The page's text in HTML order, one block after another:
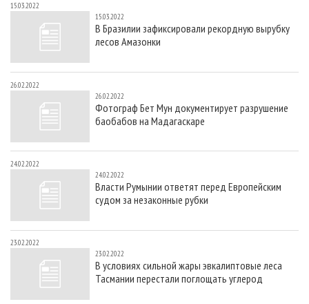
15.03.2022
15.03.2022
В Бразилии зафиксировали рекордную вырубку
лесов Амазонки
26.02.2022
26.02.2022
Фотограф Бет Мун документирует разрушение
баобабов на Мадагаскаре
24.02.2022
24.02.2022
Власти Румынии ответят перед Европейским
судом за незаконные рубки
23.02.2022
23.02.2022
В условиях сильной жары эвкалиптовые леса
Тасмании перестали поглощать углерод